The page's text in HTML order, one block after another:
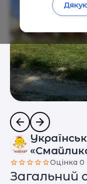
Оцінка 0
Загальний